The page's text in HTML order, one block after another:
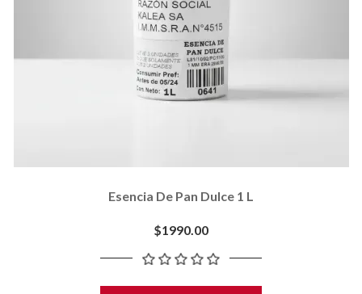
Esencia De Pan Dulce 1 L
$1990.00